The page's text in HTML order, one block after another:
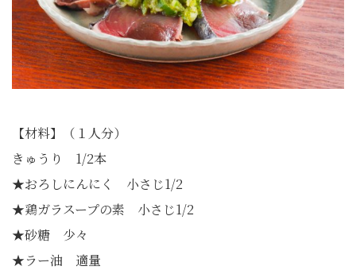
【材料】（１人分）
きゅうり 1/2本
★おろしにんにく 小さじ1/2
★鶏ガラスープの素 小さじ1/2
★砂糖 少々
★ラー油 適量